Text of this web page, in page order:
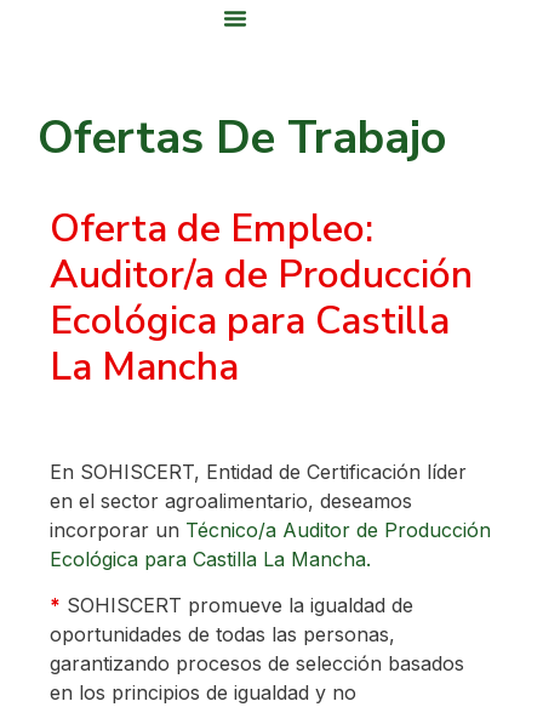
Ofertas De Trabajo
Oferta de Empleo:
Auditor/a de Producción
Ecológica para Castilla
La Mancha
En SOHISCERT, Entidad de Certificación líder
en el sector agroalimentario, deseamos
incorporar un Técnico/a Auditor de Producción
Ecológica para Castilla La Mancha.
* SOHISCERT promueve la igualdad de
oportunidades de todas las personas,
garantizando procesos de selección basados ​​
en los principios de igualdad y no